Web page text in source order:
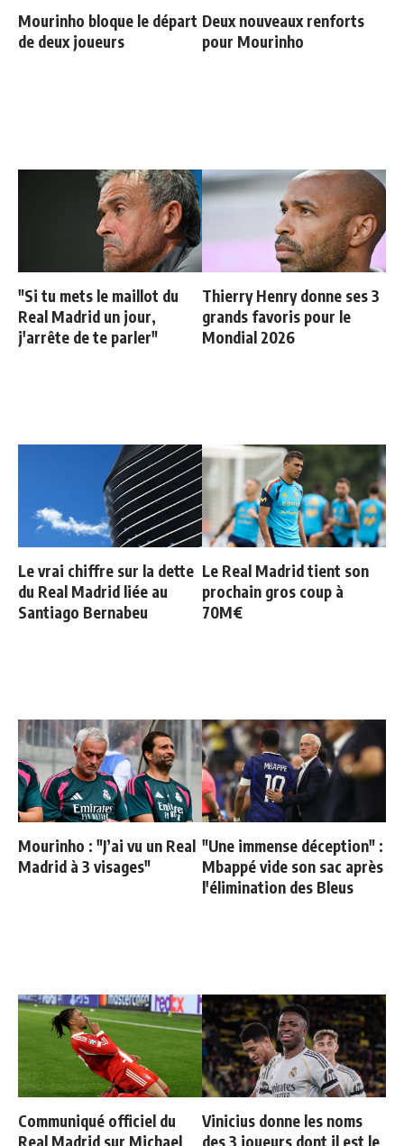
Mourinho bloque le départ
de deux joueurs
Deux nouveaux renforts
pour Mourinho
"Si tu mets le maillot du
Real Madrid un jour,
j'arrête de te parler"
Thierry Henry donne ses 3
grands favoris pour le
Mondial 2026
Le vrai chiffre sur la dette
du Real Madrid liée au
Santiago Bernabeu
Le Real Madrid tient son
prochain gros coup à
70M€
Mourinho : "J’ai vu un Real
Madrid à 3 visages"
"Une immense déception" :
Mbappé vide son sac après
l'élimination des Bleus
Communiqué officiel du
Real Madrid sur Michael
Vinicius donne les noms
des 3 joueurs dont il est le